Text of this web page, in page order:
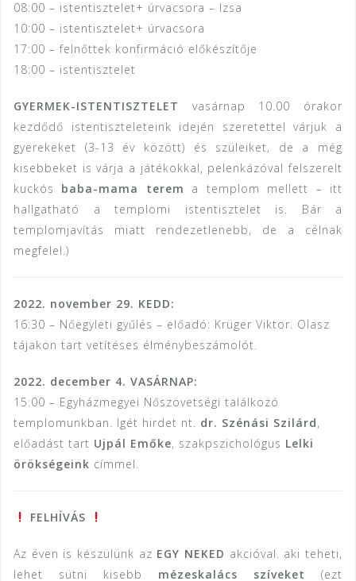
08:00 – istentisztelet+ úrvacsora – Izsa
10:00 – istentisztelet+ úrvacsora
17:00 – felnőttek konfirmáció előkészítője
18:00 – istentisztelet
GYERMEK-ISTENTISZTELET
vasárnap 10.00 órakor
kezdődő istentiszteleteink idején szeretettel várjuk a
gyerekeket (3-13 év között) és szüleiket, de a még
kisebbeket is várja a játékokkal, pelenkázóval felszerelt
kuckós baba-mama terem a templom mellett – itt
hallgatható a templomi istentisztelet is. Bár a
templomjavítás miatt rendezetlenebb, de a célnak
megfelel.)
2022. november 29. KEDD:
16:30 – Nőegyleti gyűlés – előadó: Krüger Viktor. Olasz
tájakon tart vetítéses élménybeszámolót.
2022. december 4. VASÁRNAP:
15:00 – Egyházmegyei Nőszövetségi találkozó
templomunkban. Igét hirdet nt. dr. Szénási Szilárd,
előadást tart Ujpál Emőke, szakpszichológus Lelki
örökségeink címmel.
FELHÍVÁS
Az éven is készülünk az EGY NEKED akcióval. aki teheti,
lehet sütni kisebb mézeskalács szíveket
(ezt